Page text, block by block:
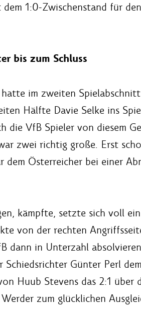
1:0-Zwischenstand für
bis zum Schluss
im zweiten
Hälfte Davie Selke ins
die VfB Spieler von diesem
zwei richtig große. Erst
Österreicher bei einer
kämpfte, setzte sich voll
von der rechten
dann in Unterzahl
Günter Perl
Huub Stevens das 2:1
zum glücklichen